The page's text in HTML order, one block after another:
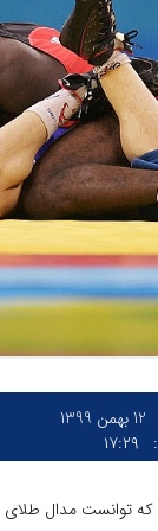
12 بهمن 1399
۱۷:۲۹
که توانست مدال طلای